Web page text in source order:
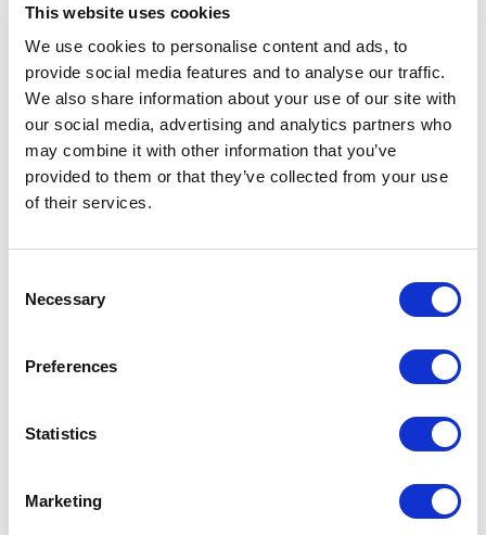
This website uses cookies
We use cookies to personalise content and ads, to
provide social media features and to analyse our traffic.
We also share information about your use of our site with
our social media, advertising and analytics partners who
may combine it with other information that you’ve
provided to them or that they’ve collected from your use
of their services.
Selection
Necessary
Preferences
Statistics
Marketing
l’any, s’anirà renovant periòdicament per donar cabuda a les diferents
promocions i titulacions d’ESCI-UPF. Els primers alumni que en
formen part, per ordre de promoció, són:
(GSCI, 1999) | Export Director a Gisp
Marc Costafreda (GSCI, 2000) | Mentor i assessor en empreses
del sector TIC a Ellipsis Technologies
els Balcans a Fluidra
Geraldine Kann
(GSCI, 2010) | Consulting Project Manager a
Beatriz Muñoz
(GSCI, 2011) | Impact Innovation Director a
Jorge Setoain
Bidfood Iberia